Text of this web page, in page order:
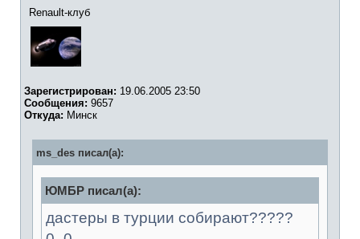
Renault-клуб
Зарегистрирован: 19.06.2005 23:50
Сообщения: 9657
Откуда: Минск
ms_des писал(а):
ЮМБР писал(а):
дастеры в турции собирают?????